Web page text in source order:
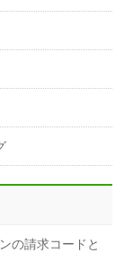
の請求コードと